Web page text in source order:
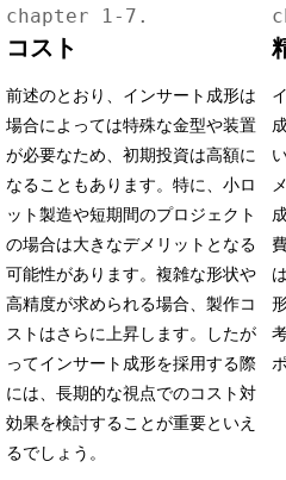
コスト
前述のとおり、インサート成形は
場合によっては特殊な金型や装置
が必要なため、初期投資は高額に
なることもあります。特に、小ロ
ット製造や短期間のプロジェクト
の場合は大きなデメリットとなる
可能性があります。複雑な形状や
高精度が求められる場合、製作コ
ストはさらに上昇します。したが
ってインサート成形を採用する際
には、長期的な視点でのコスト対
効果を検討することが重要といえ
るでしょう。